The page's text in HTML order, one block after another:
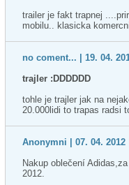
trailer je fakt trapnej
mobilu.. klasicka
no coment... | 19. 04.
trajler :DDDDDD
tohle je trajler jak na
20.000lidi to trapas radsi
Anonymni | 07. 04. 2012
Nakup oblečení
2012.